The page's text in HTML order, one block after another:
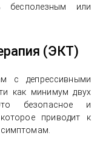
или
(ЭКТ)
с депрессивными
как минимум двух
безопасное и
приводит к